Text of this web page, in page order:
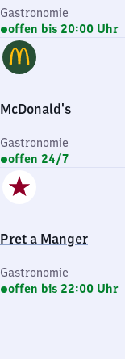
Gastronomie
offen bis 20:00 Uhr
McDonald's
Gastronomie
offen 24/7
Pret a Manger
Gastronomie
offen bis 22:00 Uhr